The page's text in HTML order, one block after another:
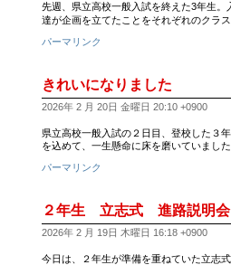
先週、県立高校一般入試を終えた3年生
達が企画を立てたことをそれぞれのクラ
パーマリンク
きれいになりました
2026年 2 月 20日 金曜日 20:10 +0900
県立高校一般入試の２日目、登校した３
を込めて、一生懸命に床を磨いていまし
パーマリンク
２年生 立志式 進路説明会
2026年 2 月 19日 木曜日 16:18 +0900
今日は、２年生が準備を重ねていた立志